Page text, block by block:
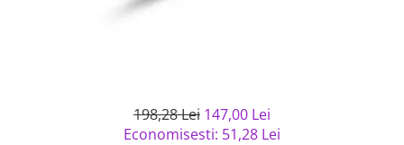
198,28 Lei 147,00 Lei
Economisesti: 51,28 Lei